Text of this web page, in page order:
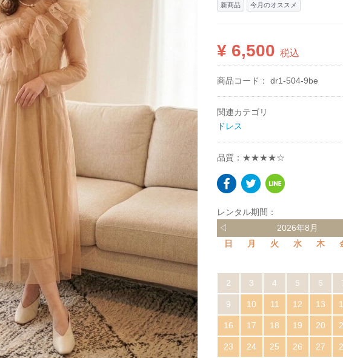
新商品 今月のオススメ
¥ 6,500 税込
商品コード： dr1-504-9be
関連カテゴリ
ドレス
品質：★★★★☆
レンタル期間：
◁
2026年8月
日
月 火 水 木
2 3 4 5 6
9 10 11 12 13
16 17 18 19 20
23 24 25 26 27